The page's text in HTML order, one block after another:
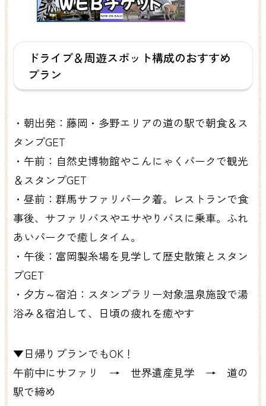
ドライブ＆周遊スポット構成のおすすめ
プラン
・朝出発：藤岡・多野エリアの道の駅で朝食＆ス
タンプGET
・午前：自然史博物館やこんにゃくパークで観光
＆スタンプGET
・昼前：群馬サファリパーク着。レストランで食
事後、サファリバスやエサやりバスに乗車。ふれ
あいパークで癒しタイム。
・午後：富岡製糸場を見学して歴史散策とスタン
プGET
・夕方～宿泊：スタンプラリー対象温泉施設で湯
浴み＆宿泊して、日頃の疲れを癒やす
▼日帰りプランでもOK！
午前中にサファリ → 世界遺産見学 → 道の
駅で締め